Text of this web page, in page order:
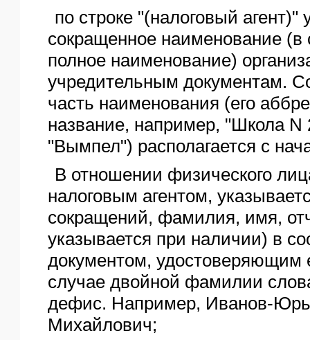
по строке "(налоговый агент)"
сокращенное наименование (в
полное наименование)
учредительным документам.
часть наименования (его
название, например, "Школа
"Вымпел") располагается с
В отношении физического
налоговым агентом,
сокращений, фамилия, имя,
указывается при наличии) в
документом, удостоверяющим
случае двойной фамилии
дефис. Например, Иванов-
Михайлович;